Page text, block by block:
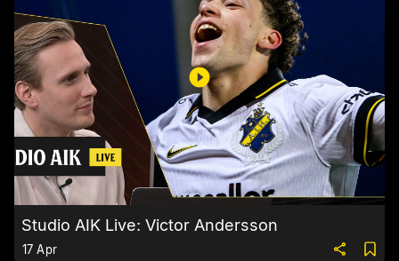
Studio AIK Live: Victor Andersson
17 Apr